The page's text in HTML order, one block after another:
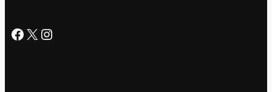
Facebook X Instagram